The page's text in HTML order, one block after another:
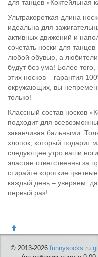
для танцев «Коктейльная
Ультракороткая длина
идеальна для
активных движений и
сочетать носки для
любой обувью, а любители
будут без ума! Более
этих носков – гарантия
окружающих, вы
только!
Классный состав носков
подходит для
заканчивая бальными.
хлопок, который подарит
следующее утро ваши
эластан ответственны за
стирайте короткие
каждый день – уверяем,
первый раз!
© 2013-2026 funnysocks.ru